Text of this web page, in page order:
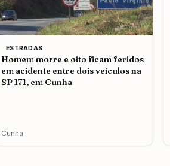
ESTRADAS
Homem morre e oito ficam feridos
em acidente entre dois veículos na
SP 171, em Cunha
Cunha